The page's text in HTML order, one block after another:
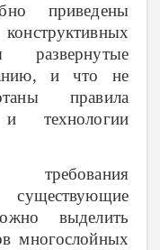
приведены
развернутые
и что не
правила
и технологии
выделить
многослойных